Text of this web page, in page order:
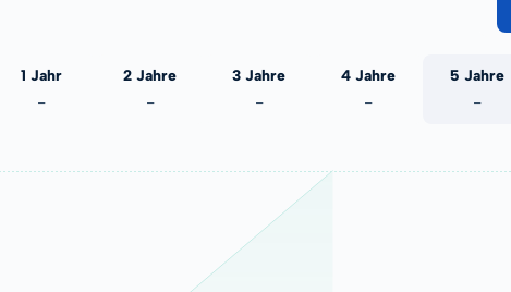
1 Jahr
-
2 Jahre
-
3 Jahre
-
4 Jahre
-
5 Jahre
-